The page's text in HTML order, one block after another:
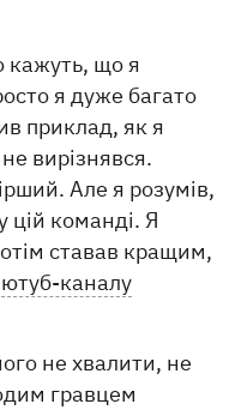
кажуть, що я
я дуже багато
приклад, як я
вирізнявся.
Але я розумів,
команді. Я
ставав кращим,
ютуб-каналу
не хвалити, не
гравцем